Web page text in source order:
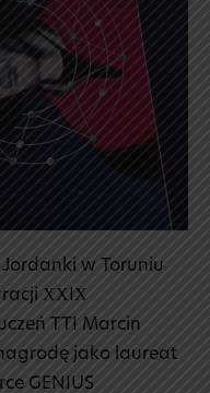
w Toruniu
XXIX
TTI Marcin
jako laureat
GENIUS